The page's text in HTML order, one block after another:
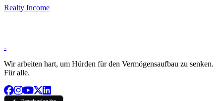
Realty Income
-
Wir arbeiten hart, um Hürden für den Vermögensaufbau zu senken.
Für alle.